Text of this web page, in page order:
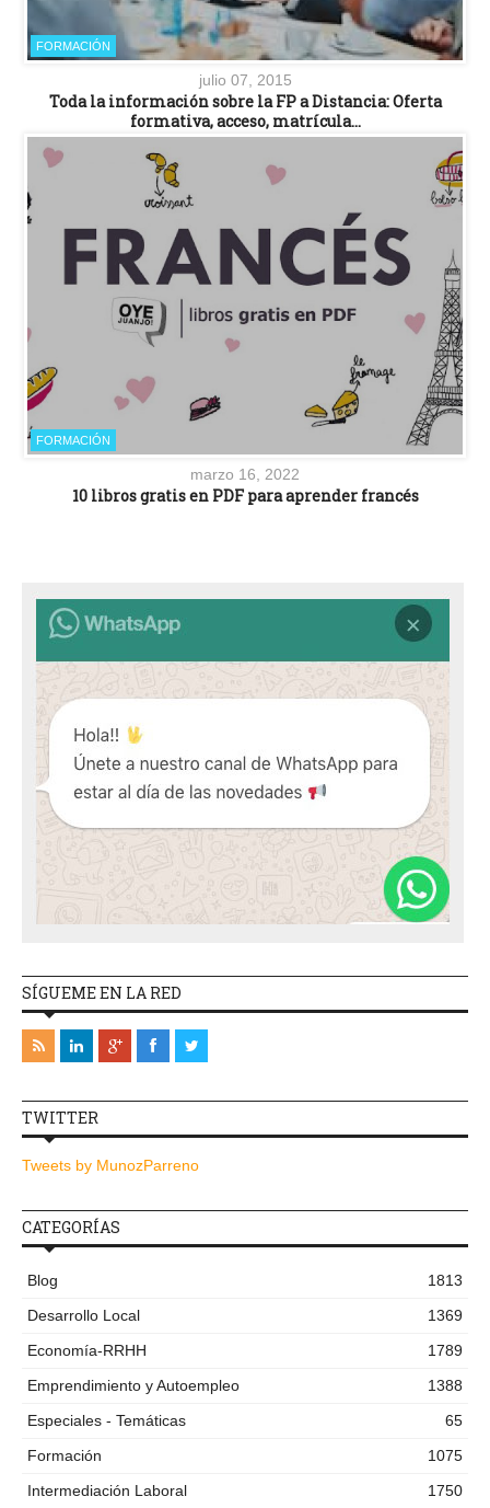
FORMACIÓN
julio 07, 2015
Toda la información sobre la FP a Distancia: Oferta
formativa, acceso, matrícula…
FORMACIÓN
marzo 16, 2022
10 libros gratis en PDF para aprender francés
SÍGUEME EN LA RED
TWITTER
Tweets by MunozParreno
CATEGORÍAS
Blog
1813
Desarrollo Local
1369
Economía-RRHH
1789
Emprendimiento y Autoempleo
1388
Especiales - Temáticas
65
Formación
1075
Intermediación Laboral
1750